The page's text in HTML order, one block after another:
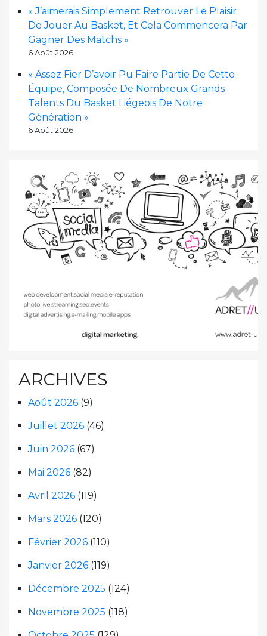
« J’aimerais Simplement Retrouver Le Plaisir
De Jouer Au Basket, Et Cela Commencera Par
Gagner Des Matchs »
6 Août 2026
« Assez Fier D’avoir Pu Faire Partie De Cette
Équipe, Composée De Nombreux Grands
Talents Du Basket Liégeois De Notre
Génération »
6 Août 2026
ARCHIVES
Août 2026 (9)
Juillet 2026 (46)
Juin 2026 (67)
Mai 2026 (82)
Avril 2026 (119)
Mars 2026 (120)
Février 2026 (110)
Janvier 2026 (119)
Décembre 2025 (124)
Novembre 2025 (118)